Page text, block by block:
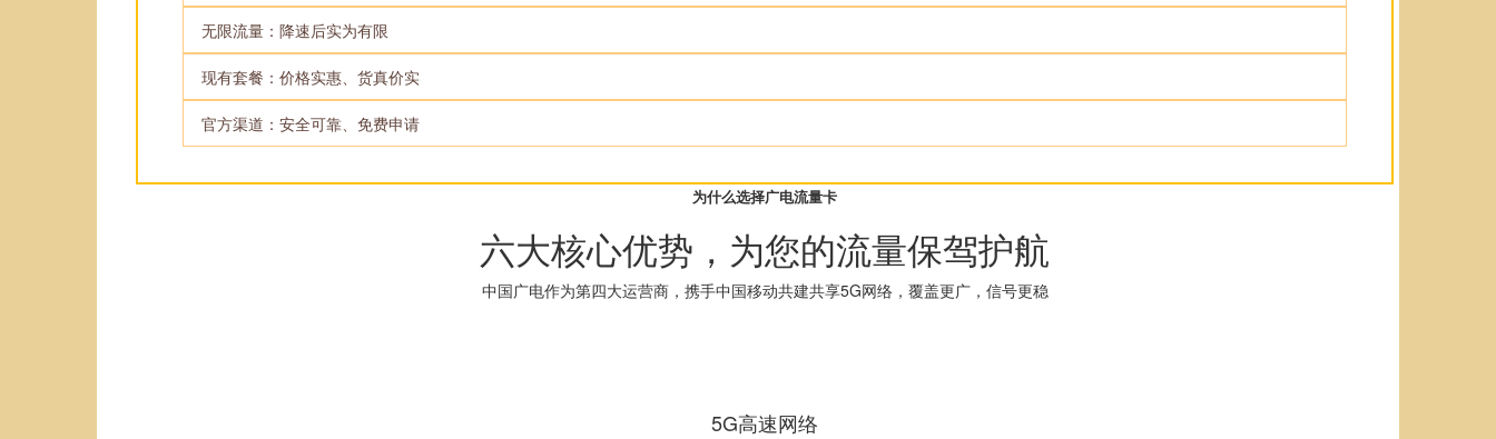
无限流量：降速后实为有限
现有套餐：价格实惠、货真价实
官方渠道：安全可靠、免费申请
为什么选择广电流量卡
六大核心优势，为您的流量保驾护航
中国广电作为第四大运营商，携手中国移动共建共享5G网络，覆盖更广，信号更稳
5G高速网络